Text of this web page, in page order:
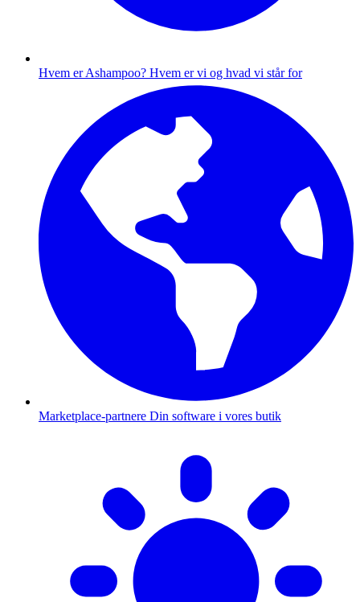
Hvem er Ashampoo? Hvem er vi og hvad vi står for
Marketplace-partnere Din software i vores butik